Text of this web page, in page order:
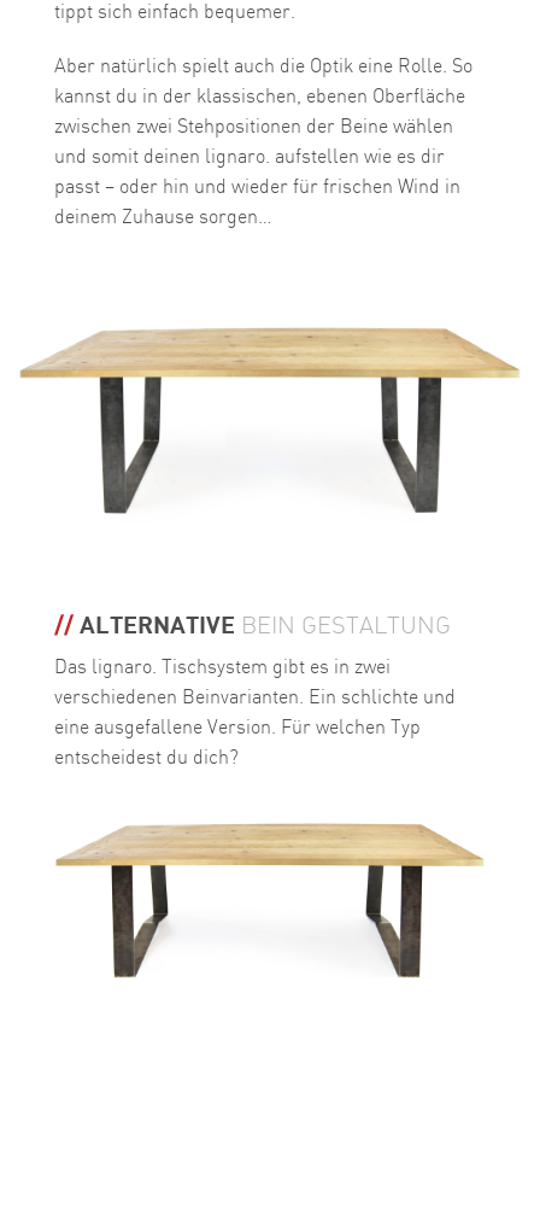
tippt sich einfach bequemer.
Aber natürlich spielt auch die Optik eine Rolle. So
kannst du in der klassischen, ebenen Oberfläche
zwischen zwei Stehpositionen der Beine wählen
und somit deinen lignaro. aufstellen wie es dir
passt – oder hin und wieder für frischen Wind in
deinem Zuhause sorgen…
ALTERNATIVE BEIN GESTALTUNG
Das lignaro. Tischsystem gibt es in zwei
verschiedenen Beinvarianten. Ein schlichte und
eine ausgefallene Version. Für welchen Typ
entscheidest du dich?